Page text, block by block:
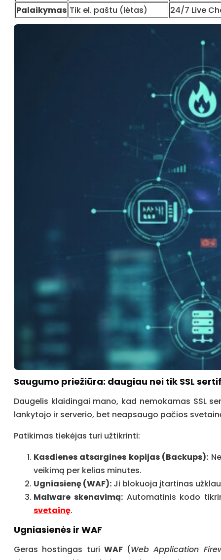
Palaikymas Tik el. paštu (lėtas) 24/7 Live
Saugumo priežiūra: daugiau nei tik SSL
Daugelis klaidingai mano, kad nemokamas SSL
lankytojo ir serverio, bet neapsaugo pačios
Patikimas tiekėjas turi užtikrinti:
Kasdienes atsargines kopijas (Backups):
veikimą per kelias minutes.
Ugniasienę (WAF): Ji blokuoja įtartinas
Malware skenavimą:Automatinis kodo
svetainę.
Ugniasienės ir WAF
Geras hostingas turi WAF(Web Application